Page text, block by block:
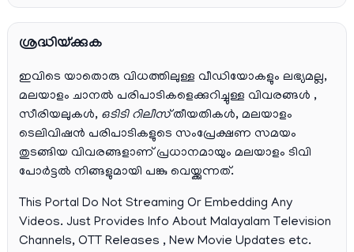
ശ്രദ്ധിയ്ക്കുക
ഇവിടെ യാതൊരു വിധത്തിലുള്ള വീഡിയോകളും ലഭ്യമല്ല,
മലയാളം ചാനല്‍ പരിപാടികളെക്കുറിച്ചുള്ള വിവരങ്ങള്‍ ,
സീരിയലുകള്‍, ഒടിടി റിലീസ്തീയതികള്‍, മലയാളം
ടെലിവിഷന്‍ പരിപാടികളുടെ സംപ്രേക്ഷണ സമയം
തുടങ്ങിയ വിവരങ്ങളാണ് പ്രധാനമായും മലയാളം ടിവി
പോര്‍ട്ടല്‍ നിങ്ങളുമായി പങ്കു വെയ്ക്കുന്നത്.
This Portal Do Not Streaming Or Embedding Any
Videos. Just Provides Info About Malayalam Television
Channels, OTT Releases , New Movie Updates etc.